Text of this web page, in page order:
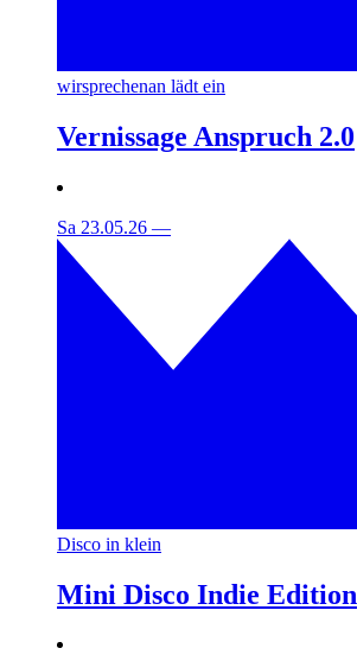
wirsprechenan lädt ein
Vernissage Anspruch 2.0
Sa 23.05.26 —
Disco in klein
Mini Disco Indie Edition